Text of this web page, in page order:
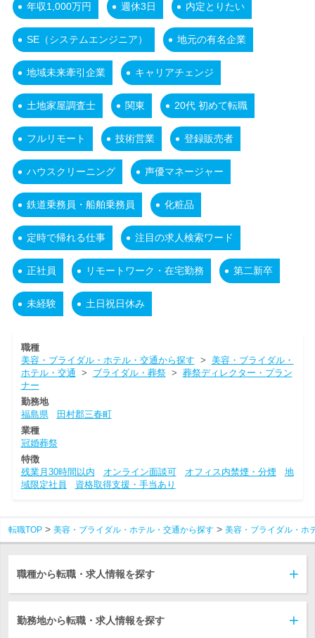
年収1,000万円 週休3日 内定とりたい
SE（システムエンジニア） 地元の有名企業
地域未来牽引企業 キャリアチェンジ
土地家屋調査士 関東 20代 初めて転職
フルリモート 技術営業 登録販売者
ハウスクリーニング 声優マネージャー
鉄道乗務員・船舶乗務員 化粧品
定時で帰れる仕事 注目の求人検索ワード
正社員 リモートワーク・在宅勤務 第二新卒
未経験 土日祝日休み
職種
美容・ブライダル・ホテル・交通から探す > 美容・ブライダル・
ホテル・交通 > ブライダル・葬祭> 葬祭ディレクター・プラン
ナー
勤務地
福島県
田村郡三春町
業種
冠婚葬祭
特徴
残業月30時間以内
オンライン面談可 オフィス内禁煙・分煙
地
域限定社員
資格取得支援・手当あり
転職TOP 美容・ブライダル・ホテル・交通から探す 美容・ブライダル・ホ
職種から転職・求人情報を探す
勤務地から転職・求人情報を探す